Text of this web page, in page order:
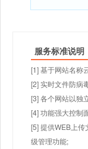
服务标准说明
[1] 基于网站名称
[2] 实时文件防病
[3] 各个网站以独
[4] 功能强大控制
[5] 提供WEB上
级管理功能;